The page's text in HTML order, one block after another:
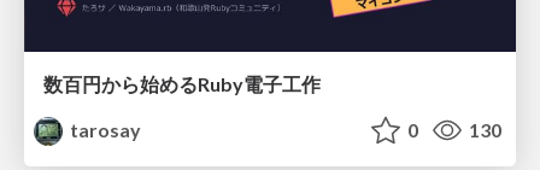
数百円から始めるRuby電子工作
tarosay
0 130